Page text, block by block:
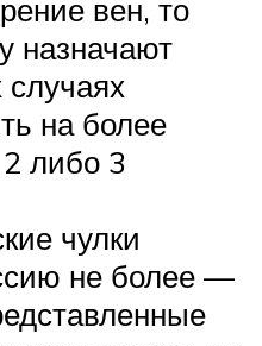
вен, то
назначают
на более
либо 3
чулки
не более —